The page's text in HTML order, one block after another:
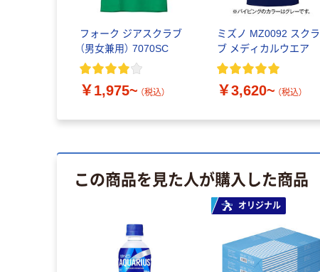
フォーク ジアスクラブ
（男女兼用） 7070SC
￥1,975~ （税込）
ミズノ MZ0092 スクラ
ブ メディカルウエア
￥3,620~ （税込）
この商品を見た人が購入した商品
オリジナル